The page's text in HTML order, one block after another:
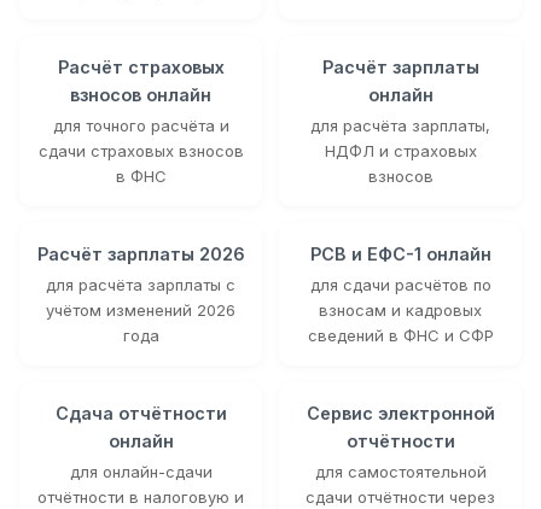
Расчёт страховых
взносов онлайн
для точного расчёта и
сдачи страховых взносов
в ФНС
Расчёт зарплаты
онлайн
для расчёта зарплаты,
НДФЛ и страховых
взносов
Расчёт зарплаты 2026
для расчёта зарплаты с
учётом изменений 2026
года
РСВ и ЕФС-1 онлайн
для сдачи расчётов по
взносам и кадровых
сведений в ФНС и СФР
Сдача отчётности
онлайн
для онлайн-сдачи
отчётности в налоговую и
Сервис электронной
отчётности
для самостоятельной
сдачи отчётности через